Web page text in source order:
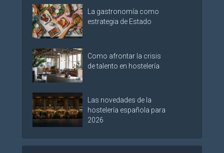
La gastronomía como
estrategia de Estado
Como afrontar la crisis
de talento en hostelería
Las novedades de la
hostelería española para
2026